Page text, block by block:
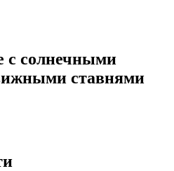
с солнечными
ставнями